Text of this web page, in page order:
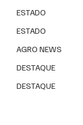
ESTADO
ESTADO
AGRO NEWS
DESTAQUE
DESTAQUE